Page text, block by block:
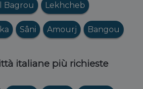
Bagrou Lekhcheb
Sâni Amourj Bangou
italiane più richieste